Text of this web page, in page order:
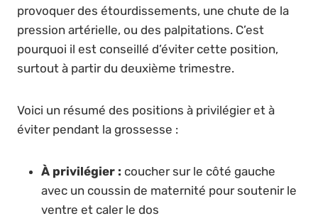
provoquer des étourdissements, une chute de la
pression artérielle, ou des palpitations. C’est
pourquoi il est conseillé d’éviter cette position,
surtout à partir du deuxième trimestre.
Voici un résumé des positions à privilégier et à
éviter pendant la grossesse :
À privilégier : coucher sur le côté gauche
avec un coussin de maternité pour soutenir le
ventre et caler le dos